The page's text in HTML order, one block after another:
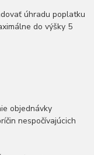
úhradu poplatku
do výšky 5
objednávky
nespočívajúcich